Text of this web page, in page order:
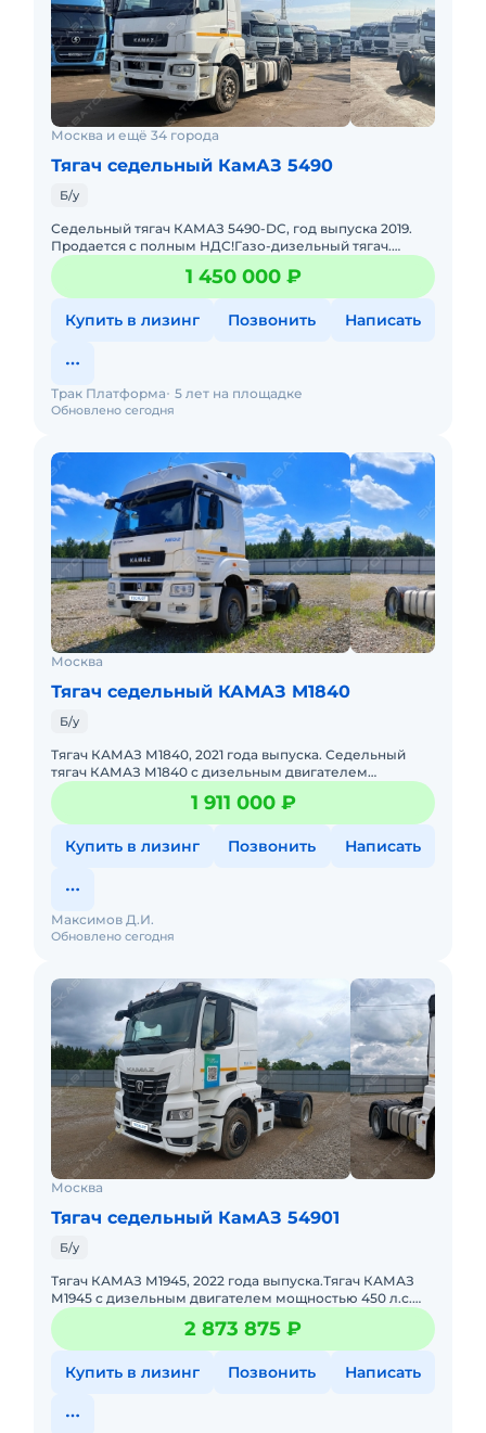
Москва и ещё 34 города
Тягач седельный КамАЗ 5490
Б/у
Седельный тягач КАМАЗ 5490-DC, год выпуска 2019.
Продается с полным НДС!Газо-дизельный тягач.
МКПП. Двигатель Mercedes.1 собственник, ПТС
оригинал.Комплектация:1 450 000 ₽
Купить в лизинг Позвонить Написать
Обновлено сегодня
Трак Платформа 5 лет на площадке
Москва
Тягач седельный КАМАЗ M1840
Б/у
Тягач КАМАЗ М1840, 2021 года выпуска. Седельный
тягач КАМАЗ М1840 с дизельным двигателем
мощностью 401 л.с. Рабочий объем двигателя — 11 967
см³. Ко
1 911 000 ₽
Купить в лизинг Позвонить Написать
Обновлено сегодня
Максимов Д.И.
Москва
Тягач седельный КамАЗ 54901
Б/у
Тягач КАМАЗ М1945, 2022 года выпуска.Тягач КАМАЗ
М1945 с дизельным двигателем мощностью 450 л.с.
Рабочий объем двигателя — 11 946 см³. Коробка
переда
2 873 875 ₽
Купить в лизинг Позвонить Написать